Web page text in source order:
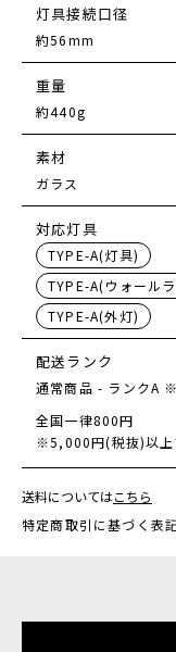
灯具接続口径
約56mm
重量
約440g
素材
ガラス
対応灯具
TYPE-A(灯具)
TYPE-A(ウォール
TYPE-A(外灯)
配送ランク
通常商品 - ランクA
全国一律800円
※5,000円(税抜)以上
送料についてはこちら
特定商取引に基づく表